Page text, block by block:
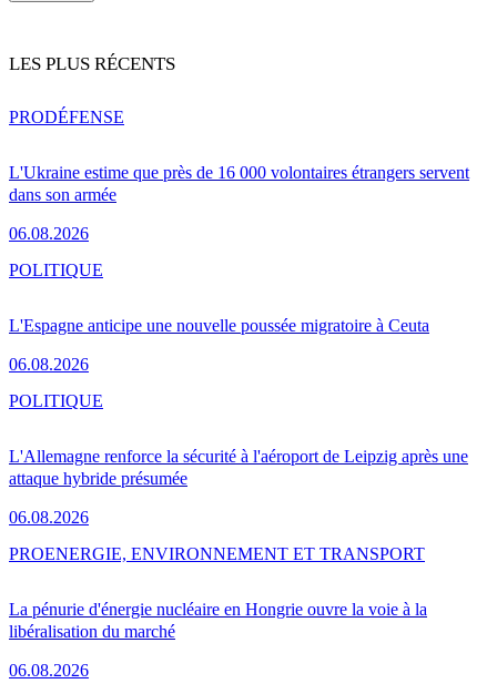
LES PLUS RÉCENTS
L'Ukraine estime que près de 16 000 volontaires étrangers servent
dans son armée
06.08.2026
PRODÉFENSE
L'Espagne anticipe une nouvelle poussée migratoire à Ceuta
06.08.2026
POLITIQUE
L'Allemagne renforce la sécurité à l'aéroport de Leipzig après une
attaque hybride présumée
06.08.2026
POLITIQUE
La pénurie d'énergie nucléaire en Hongrie ouvre la voie à la
libéralisation du marché
06.08.2026
PROENERGIE, ENVIRONNEMENT ET TRANSPORT